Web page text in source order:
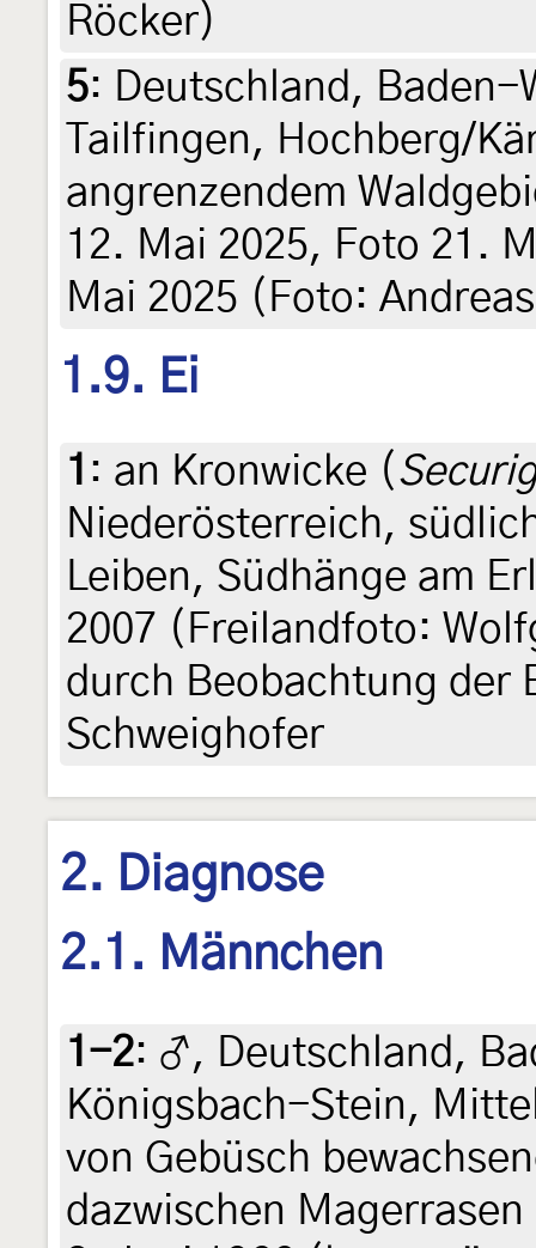
Röcker)
5: Deutschland,
Tailfingen, Hochberg/
angrenzendem
12. Mai 2025, Foto 21.
Mai 2025 (Foto:
1.9. Ei
1 : an Kronwicke (
Niederösterreich,
Leiben, Südhänge am
2007 (Freilandfoto:
durch Beobachtung der
Schweighofer
2. Diagnose
2.1. Männchen
1-2: ♂, Deutschland,
Königsbach-Stein,
von Gebüsch
dazwischen